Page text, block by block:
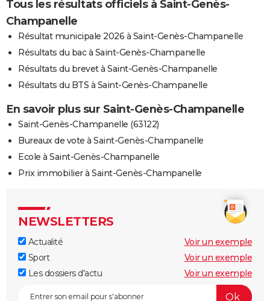
Tous les résultats officiels à Saint-Genès-
Champanelle
Résultat municipale 2026 à Saint-Genès-Champanelle
Résultats du bac à Saint-Genès-Champanelle
Résultats du brevet à Saint-Genès-Champanelle
Résultats du BTS à Saint-Genès-Champanelle
En savoir plus sur Saint-Genès-Champanelle
Saint-Genès-Champanelle (63122)
Bureaux de vote à Saint-Genès-Champanelle
Ecole à Saint-Genès-Champanelle
Prix immobilier à Saint-Genès-Champanelle
NEWSLETTERS
Actualité
Voir un exemple
Sport
Voir un exemple
Les dossiers d'actu
Voir un exemple